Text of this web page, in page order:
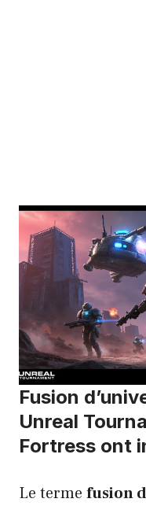
Fusion
Unreal
Fortress ont
Le terme fusion